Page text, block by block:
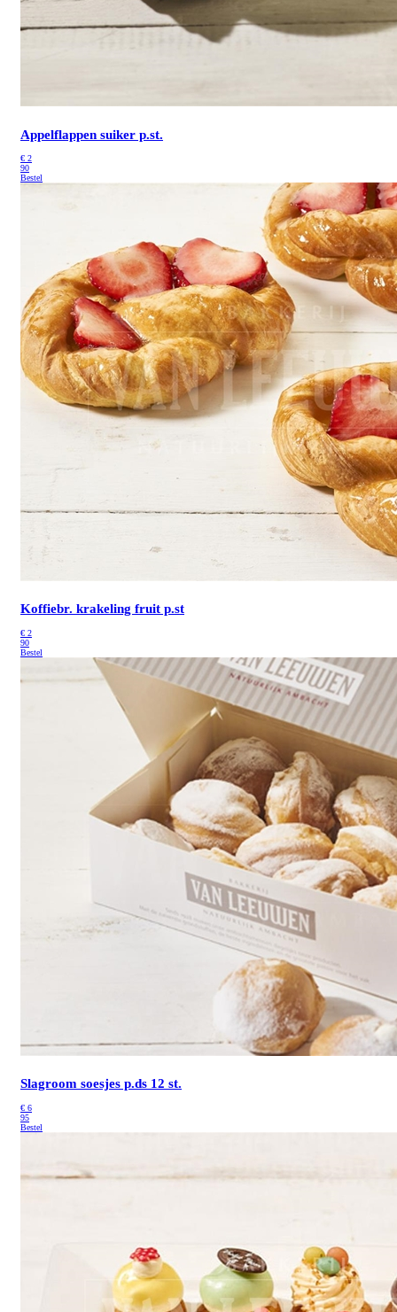
Appelflappen suiker p.st.
€ 2
90
Bestel
Koffiebr. krakeling fruit p.st
€ 2
90
Bestel
Slagroom soesjes p.ds 12 st.
€ 6
95
Bestel